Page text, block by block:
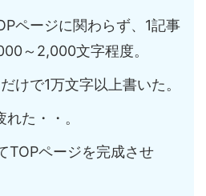
ページに関わらず、1記事
～2,000文字程度。
けで1万文字以上書いた。
た・・。
TOPページを完成させ